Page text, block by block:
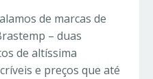
de marcas de
– duas
de altíssima
e preços que até